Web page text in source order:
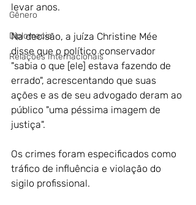
Gênero
Diplomacia
Relações Internacionais
levar anos.
Na decisão, a juíza Christine Mée
disse que o político conservador
"sabia o que [ele] estava fazendo de
errado", acrescentando que suas
ações e as de seu advogado deram ao
público "uma péssima imagem de
justiça".
Os crimes foram especificados como
tráfico de influência e violação do
sigilo profissional.